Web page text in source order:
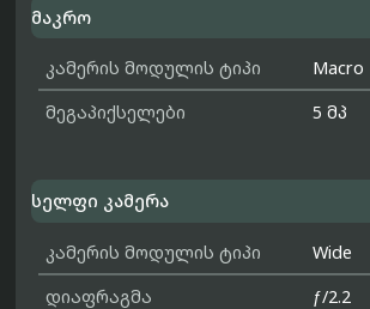
მაკრო
კამერის მოდულის ტიპი
Macro
მეგაპიქსელები
5 მპ
სელფი კამერა
კამერის მოდულის ტიპი
Wide
დიაფრაგმა
ƒ/2.2